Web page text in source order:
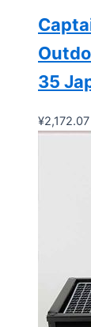
35
¥2,172.07